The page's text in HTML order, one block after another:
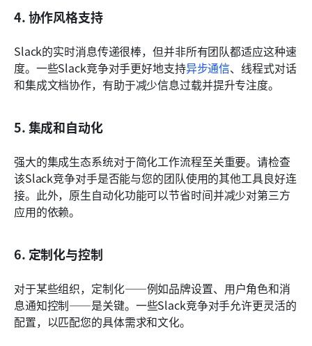
4. 协作风格支持
Slack的实时消息传递很棒，但并非所有团队都适应这种速
度。一些Slack竞争对手更好地支持异步通信、线程式对话
和集成文档协作，有助于减少信息过载并提升专注度。
5. 集成和自动化
强大的集成生态系统对于简化工作流程至关重要。请检查
该Slack竞争对手是否能与您的团队使用的其他工具良好连
接。此外，原生自动化功能可以节省时间并减少对第三方
应用的依赖。
6. 定制化与控制
对于某些组织，定制化——例如品牌设置、用户角色和消
息通知控制——是关键。一些Slack竞争对手允许更灵活的
配置，以匹配您的具体需求和文化。